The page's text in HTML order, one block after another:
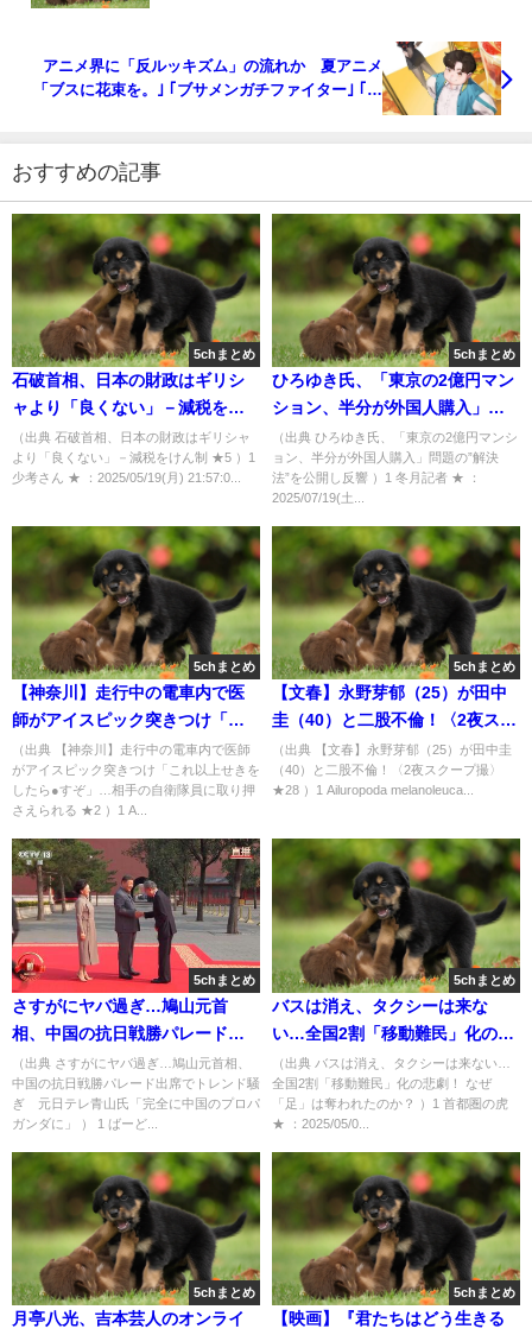
アニメ界に「反ルッキズム」の流れか 夏アニメ
「ブスに花束を。｣ ｢ブサメンガチファイター｣ ｢フ
おすすめの記事
5chまとめ
石破首相、日本の財政はギリシ
ャより「良くない」－減税をけ
ん制 ★5 [少考さん★]
（出典 石破首相、日本の財政はギリシャ
より「良くない」－減税をけん制 ★5 ）1
少考さん ★ ：2025/05/19(月) 21:57:0...
5chまとめ
ひろゆき氏、「東京の2億円マン
ション、半分が外国人購入」問
題の”解決法”を公開し反響 [冬月
記者★]
（出典 ひろゆき氏、「東京の2億円マンシ
ョン、半分が外国人購入」問題の”解決
法”を公開し反響 ）1 冬月記者 ★ ：
2025/07/19(土...
5chまとめ
【神奈川】走行中の電車内で医
師がアイスピック突きつけ「こ
れ以上せきをしたら●すぞ」…相
手の自衛隊員に取り押さえられ
る ★2 [Ailuropoda
（出典 【神奈川】走行中の電車内で医師
がアイスピック突きつけ「これ以上せきを
したら●すぞ」…相手の自衛隊員に取り押
さえられる ★2 ）1 A...
5chまとめ
【文春】永野芽郁（25）が田中
圭（40）と二股不倫！〈2夜スク
ープ撮〉★28 [Ailuropoda
melanoleuca★]
（出典 【文春】永野芽郁（25）が田中圭
（40）と二股不倫！〈2夜スクープ撮〉
★28 ）1 Ailuropoda melanoleuca...
5chまとめ
さすがにヤバ過ぎ…鳩山元首
相、中国の抗日戦勝パレード出
席でトレンド騒ぎ 元日テレ青
山氏「完全に中国のプロパガン
ダに」[9/4] [ばーど★]
（出典 さすがにヤバ過ぎ…鳩山元首相、
中国の抗日戦勝パレード出席でトレンド騒
ぎ 元日テレ青山氏「完全に中国のプロパ
ガンダに」 ） 1 ばーど...
5chまとめ
バスは消え、タクシーは来な
い…全国2割「移動難民」化の悲
劇！ なぜ「足」は奪われたの
か？ [首都圏の虎★]
（出典 バスは消え、タクシーは来ない…
全国2割「移動難民」化の悲劇！ なぜ
「足」は奪われたのか？ ）1 首都圏の虎
★ ：2025/05/0...
5chまとめ
月亭八光、吉本芸人のオンライ
5chまとめ
【映画】『君たちはどう生きる